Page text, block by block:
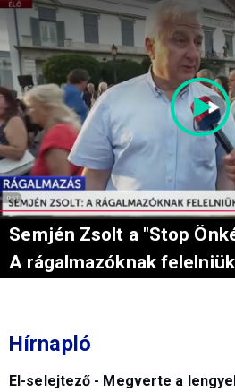
Semjén Zsolt a "Stop
A rágalmazóknak
Hírnapló
El-selejtező - Megverte a